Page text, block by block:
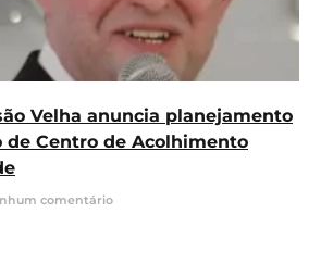
Velha anuncia planejamento
de Centro de Acolhimento
comentário